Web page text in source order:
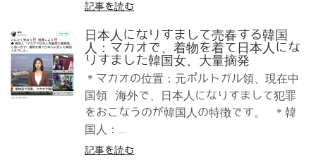
記事を読む
日本人になりすまして売春する韓国
人：マカオで、着物を着て日本人にな
りすました韓国女、大量摘発
＊マカオの位置：元ポルトガル領、現在中
国領 海外で、日本人になりすまして犯罪
をおこなうのが韓国人の特徴です。 ＊韓
国人：...
記事を読む